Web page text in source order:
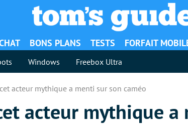
BONS PLANS TESTS FORFAIT
Windows Freebox Ultra
acteur mythique a menti sur son caméo
acteur mythique a